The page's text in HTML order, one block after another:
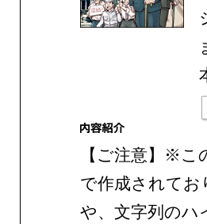
【ご注意】※こ
で作成されてお
や、文字列のハ